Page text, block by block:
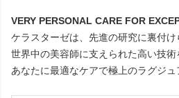
VERY PERSONAL CARE FOR
ケラスターゼは、先進の研究に裏付け
世界中の美容師に支えられた高い技術
あなたに最適なケアで極上のラグジュ